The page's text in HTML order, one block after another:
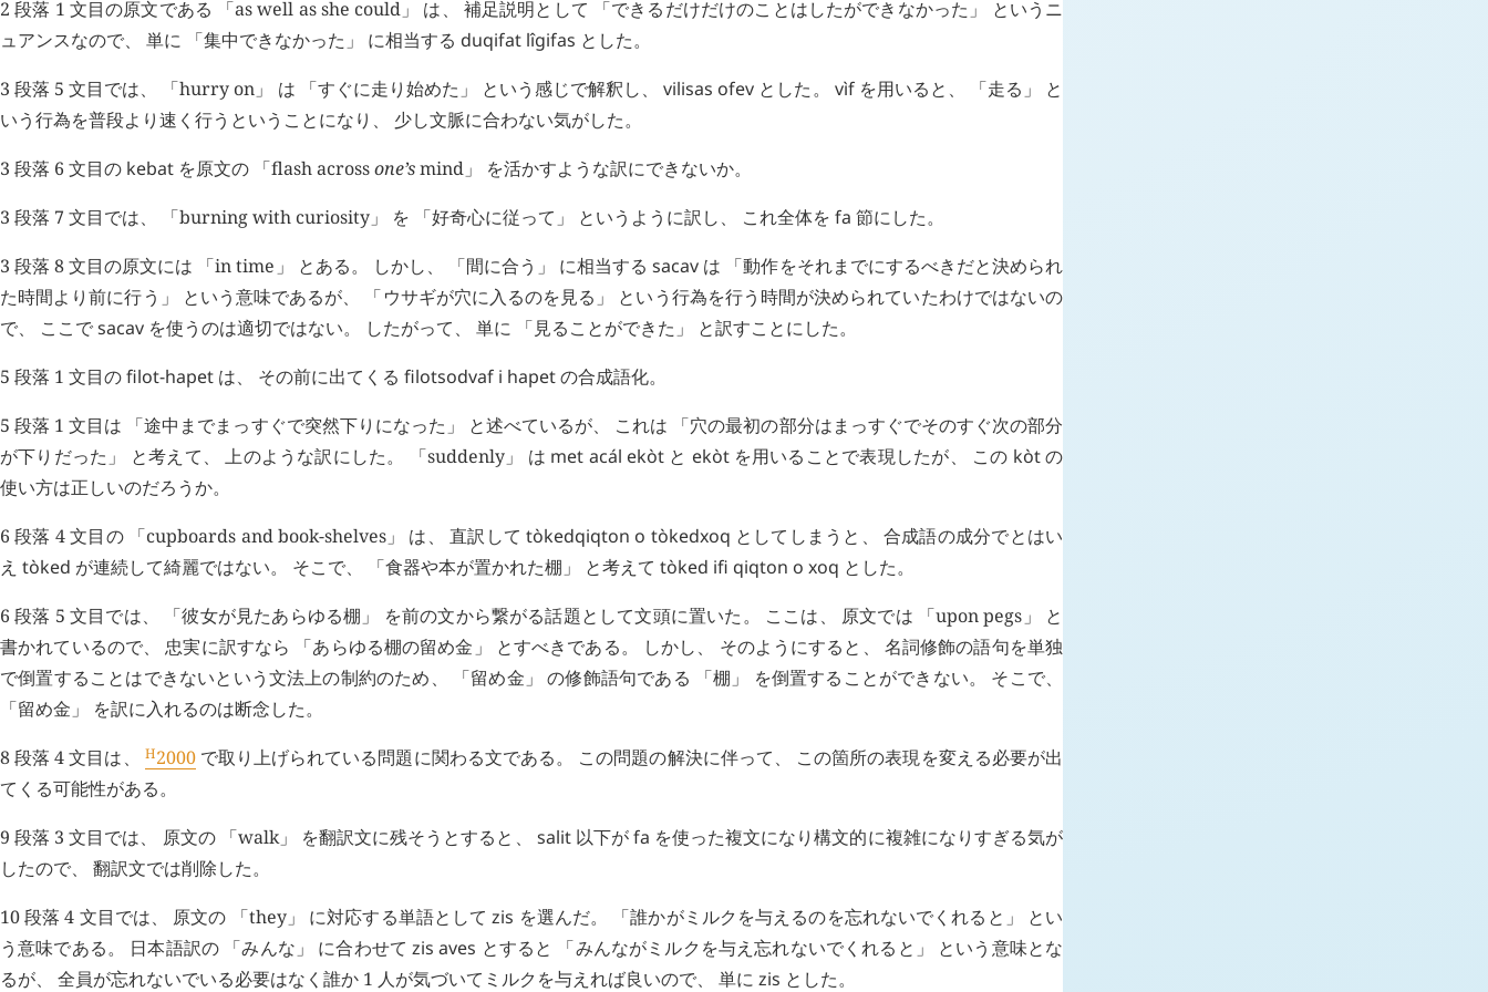
2 段落 1 文目の原文である 「as well as she could」 は、 補足説明として 「できるだけだけのことはしたができなかった」 というニ
ュアンスなので、 単に 「集中できなかった」 に相当する duqifat lîgifas とした。
3 段落 5 文目では、 「hurry on」 は 「すぐに走り始めた」 という感じで解釈し、vilisas ofev とした。 vìfを用いると、 「走る」 と
いう行為を普段より速く行うということになり、 少し文脈に合わない気がした。
3 段落 6 文目の kebat を原文の 「flash acrossone’smind」 を活かすような訳にできないか。
3 段落 7 文目では、 「burning with curiosity」 を 「好奇心に従って」 というように訳し、 これ全体を fa 節にした。
3 段落 8 文目の原文には 「in time」 とある。 しかし、 「間に合う」 に相当するsacav は 「動作をそれまでにするべきだと決められ
た時間より前に行う」 という意味であるが、 「ウサギが穴に入るのを見る」 という行為を行う時間が決められていたわけではないの
で、 ここでsacav を使うのは適切ではない。 したがって、 単に 「見ることができた」 と訳すことにした。
5 段落 1 文目のfilot-hapet は、 その前に出てくる filotsodvaf i hapetの合成語化。
5 段落 1 文目は 「途中までまっすぐで突然下りになった」 と述べているが、 これは 「穴の最初の部分はまっすぐでそのすぐ次の部分
が下りだった」 と考えて、 上のような訳にした。 「suddenly」 は met acál ekòtと ekòtを用いることで表現したが、 この kòtの
使い方は正しいのだろうか。
6 段落 4 文目の 「cupboards and book-shelves」 は、 直訳してtòkedqiqton o tòkedxoq としてしまうと、 合成語の成分でとはい
え tòked が連続して綺麗ではない。 そこで、 「食器や本が置かれた棚」 と考えて tòked ifi qiqton o xoq とした。
6 段落 5 文目では、 「彼女が見たあらゆる棚」 を前の文から繋がる話題として文頭に置いた。 ここは、 原文では 「upon pegs」 と
書かれているので、 忠実に訳すなら 「あらゆる棚の留め金」 とすべきである。 しかし、 そのようにすると、 名詞修飾の語句を単独
で倒置することはできないという文法上の制約のため、 「留め金」 の修飾語句である 「棚」 を倒置することができない。 そこで、
「留め金」 を訳に入れるのは断念した。
8 段落 4 文目は、
H2000で取り上げられている問題に関わる文である。 この問題の解決に伴って、 この箇所の表現を変える必要が出
てくる可能性がある。
9 段落 3 文目では、 原文の 「walk」 を翻訳文に残そうとすると、 salit以下がfa を使った複文になり構文的に複雑になりすぎる気が
したので、 翻訳文では削除した。
10 段落 4 文目では、 原文の 「they」 に対応する単語としてzis を選んだ。 「誰かがミルクを与えるのを忘れないでくれると」 とい
う意味である。 日本語訳の 「みんな」 に合わせてzis aves とすると 「みんながミルクを与え忘れないでくれると」 という意味とな
るが、 全員が忘れないでいる必要はなく誰か 1 人が気づいてミルクを与えれば良いので、 単に zis とした。